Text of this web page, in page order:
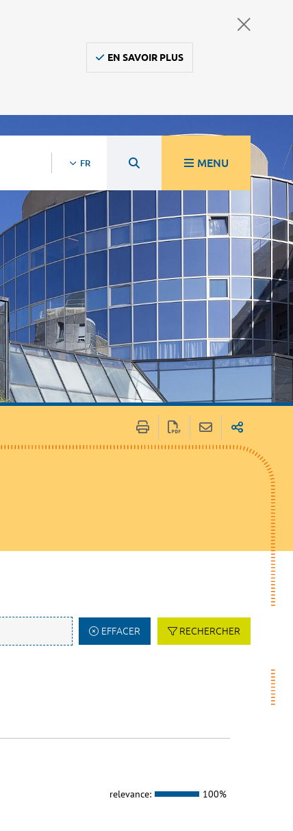
EN SAVOIR PLUS
FR MENU
EFFACER RECHERCHER
relevance: 100%